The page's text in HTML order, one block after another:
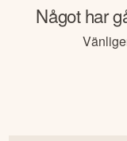
Något har